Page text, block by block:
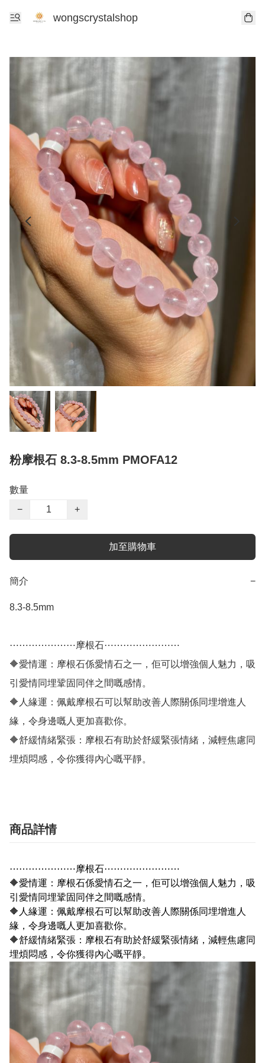
wongscrystalshop
粉摩根石 8.3-8.5mm PMOFA12
數量
−
+
加至購物車
簡介 −
8.3-8.5mm
⋯⋯⋯⋯⋯⋯⋯摩根石⋯⋯⋯⋯⋯⋯⋯⋯
🔶愛情運：摩根石係愛情石之一，佢可以增強個人魅力，吸
引愛情同埋鞏固同伴之間嘅感情。
🔶人緣運：佩戴摩根石可以幫助改善人際關係同埋增進人
緣，令身邊嘅人更加喜歡你。
🔶舒緩情緒緊張：摩根石有助於舒緩緊張情緒，減輕焦慮同
埋煩悶感，令你獲得內心嘅平靜。
商品詳情
⋯⋯⋯⋯⋯⋯⋯摩根石⋯⋯⋯⋯⋯⋯⋯⋯
🔶愛情運：摩根石係愛情石之一，佢可以增強個人魅力，吸
引愛情同埋鞏固同伴之間嘅感情。
🔶 人緣運：佩戴摩根石可以幫助改善人際關係同埋增進人
緣，令身邊嘅人更加喜歡你。
🔶舒緩情緒緊張：摩根石有助於舒緩緊張情緒，減輕焦慮同
埋煩悶感，令你獲得內心嘅平靜。